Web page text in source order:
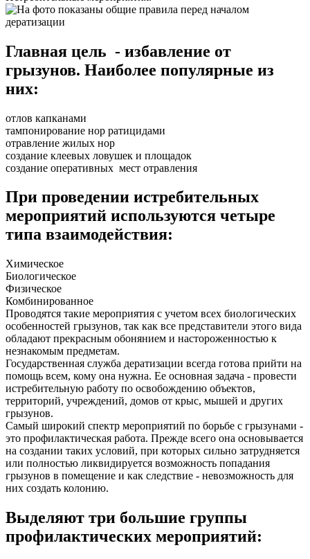
Главная цель - избавление от
грызунов. Наиболее популярные из
них:
отлов капканами
тампонирование нор ратицидами
отравление жилых нор
создание клеевых ловушек и площадок
создание оперативных мест отравления
При проведении истребительных
мероприятий используются четыре
типа взаимодействия:
Химическое
Биологическое
Физическое
Комбинированное
Проводятся такие мероприятия с учетом всех биологических
особенностей грызунов, так как все представители этого вида
обладают прекрасным обонянием и настороженностью к
незнакомым предметам.
Государственная служба дератизации всегда готова прийти на
помощь всем, кому она нужна. Ее основная задача - провести
истребительную работу по освобождению объектов,
территорий, учреждений, домов от крыс, мышей и других
грызунов.
Самый широкий спектр мероприятий по борьбе с грызунами -
это профилактическая работа. Прежде всего она основывается
на создании таких условий, при которых сильно затрудняется
или полностью ликвидируется возможность попадания
грызунов в помещение и как следствие - невозможность для
них создать колонию.
Выделяют три большие группы
профилактических мероприятий: